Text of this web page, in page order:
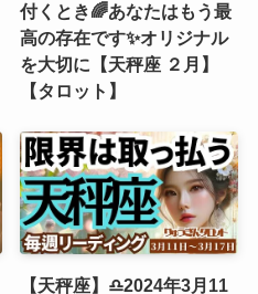
付くとき🌈あなたはもう最
高の存在です✨オリジナル
を大切に【天秤座 ２月】
【タロット】
【天秤座】♎️2024年3月11